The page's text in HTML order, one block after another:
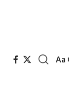
Font
Aa